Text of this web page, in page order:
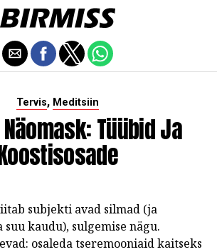
Tervis, Meditsiin
Tüübid Ja
subjekti avad silmad (ja
kaudu), sulgemise nägu.
osaleda tseremooniaid kaitseks